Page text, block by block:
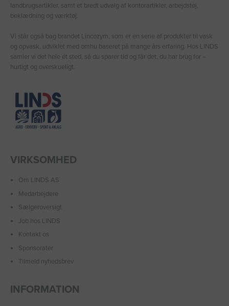
landbrugsartikler, samt et bredt udvalg af kontorartikler, arbejdstøj,
beklædning og værktøj.
Vi står også bag brandet Lincozym, som er en serie af produkter til vask
og opvask, udviklet med omhu baseret på mange års erfaring. Hos LINDS
samler vi det hele ét sted, så du sparer tid og får det, du har brug for –
hurtigt og overskueligt.
VIRKSOMHED
Om LINDS AS
Medarbejdere
Sælgeroversigt
Job hos LINDS
Kontakt os
Sponsorater
Tilmeld nyhedsbrev
INFORMATION